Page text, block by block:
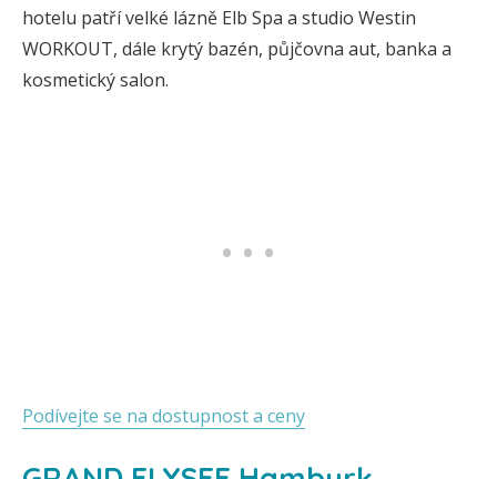
hotelu patří velké lázně Elb Spa a studio Westin
WORKOUT, dále krytý bazén, půjčovna aut, banka a
kosmetický salon.
Podívejte se na dostupnost a ceny